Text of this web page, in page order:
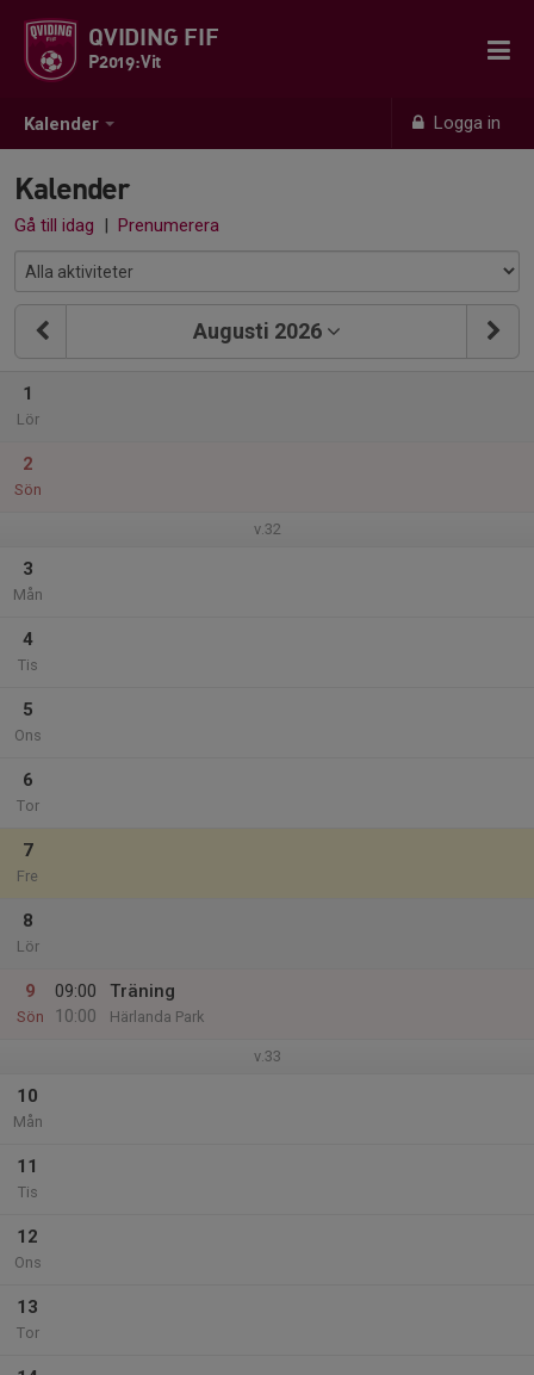
Kalender Logga in
QVIDING FIF
P2019:Vit
Kalender
Gå till idag | Prenumerera
Augusti 2026
1
Lör
2
Sön
v.32
3
Mån
4
Tis
5
Ons
6
Tor
7
Fre
8
Lör
9
Sön
09:00
10:00
Träning
Härlanda Park
v.33
10
Mån
11
Tis
12
Ons
13
Tor